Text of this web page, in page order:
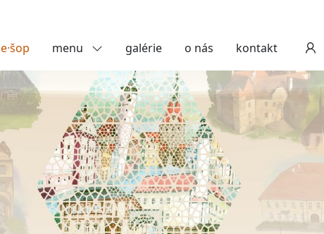
e·šop menu galérie o nás kontakt